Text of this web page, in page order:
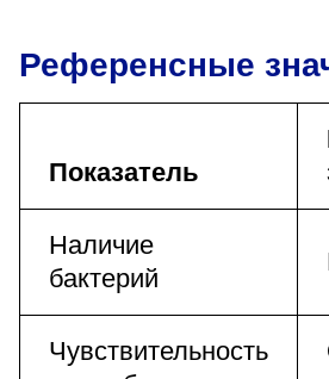
Референсные
Показатель
Наличие
бактерий
Чувствительность